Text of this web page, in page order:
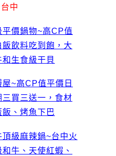
中
平價鍋物~高CP值
飲料吃到飽，大
生食級干貝
屋~高CP值平價日
買三送一，食材
、烤魚下巴
頂級麻辣鍋~台中火
牛、天使紅蝦、